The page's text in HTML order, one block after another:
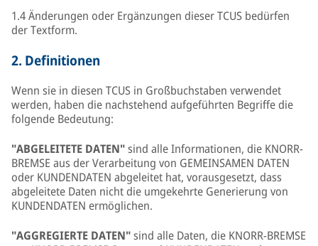
1.4 Änderungen oder Ergänzungen dieser TCUS bedürfen
der Textform.
2. Definitionen
Wenn sie in diesen TCUS in Großbuchstaben verwendet
werden, haben die nachstehend aufgeführten Begriffe die
folgende Bedeutung:
"ABGELEITETE DATEN"sind alle Informationen, die KNORR-
BREMSE aus der Verarbeitung von GEMEINSAMEN DATEN
oder KUNDENDATEN abgeleitet hat, vorausgesetzt, dass
abgeleitete Daten nicht die umgekehrte Generierung von
KUNDENDATEN ermöglichen.
"AGGREGIERTE DATEN"sind alle Daten, die KNORR-BREMSE